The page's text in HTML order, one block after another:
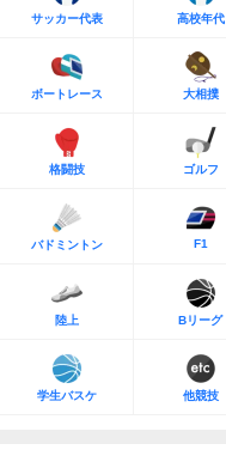
サッカー代表 高校年代
ボートレース 大相撲
格闘技 ゴルフ
バドミントン F1
陸上 Bリーグ
学生バスケ 他競技